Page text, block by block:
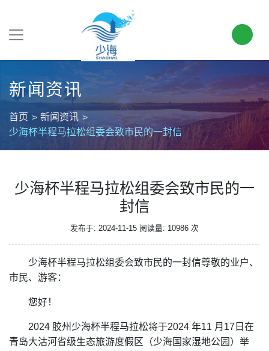
新闻资讯
首页
新闻资讯
少海杯半程马拉松组委会致市民的一封信
少海杯半程马拉松组委会致市民的一
封信
发布于: 2024-11-15 阅读量: 10986 次
少海杯半程马拉松组委会致市民的一封信尊敬的业户、
市民、游客：
您好！
2024 胶州少海杯半程马拉松将于2024 年11 月17日在
青岛大沽河省级生态旅游度假区（少海国家湿地公园）举